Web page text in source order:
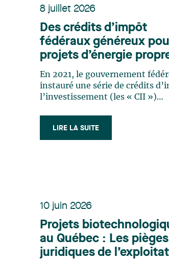
8 juillet 2026
Des crédits d’impôt
fédéraux généreux
projets d’énergie
En 2021, le gouvernement
instauré une série de crédits
l’investissement (les « CII »)
émissions de gaz à effet de
stimuler la croissance
LIRE LA SUITE
10 juin 2026
Projets
au Québec : Les pièges
juridiques de